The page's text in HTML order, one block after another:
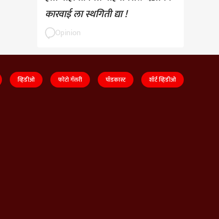
कारवाई ला स्थगिती द्या !
Opinion
व्हिडीओ फोटो गॅलरी पॉडकास्ट शॉर्ट व्हिडीओ